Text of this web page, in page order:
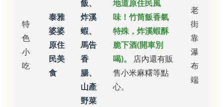
特
色
小
吃
泰雅
婆婆
原住
民美
食
飯、
炸溪
蝦、
馬告
香
腸、
山產
野菜
地道原住民風
味！竹筒飯香氣
特殊，炸溪蝦酥
脆下酒(開車別
喝)。
店內還有販
售小米麻糬等點
心。
老
街
靠
瀑
布
端